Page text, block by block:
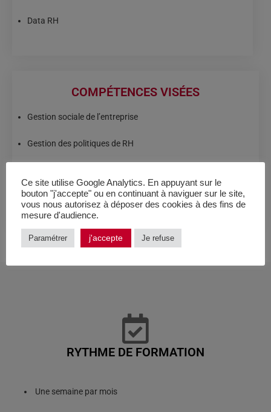
Data RH
COMPÉTENCES VISÉES
Gestion sociale de l’entreprise
Gestion des politiques de RH
Gestion administrative du personnel
RYTHME DE FORMATION
Une semaine par mois
Ce site utilise Google Analytics. En appuyant sur le
bouton "j'accepte" ou en continuant à naviguer sur le site,
vous nous autorisez à déposer des cookies à des fins de
mesure d'audience.
Paramétrer j'accepte Je refuse